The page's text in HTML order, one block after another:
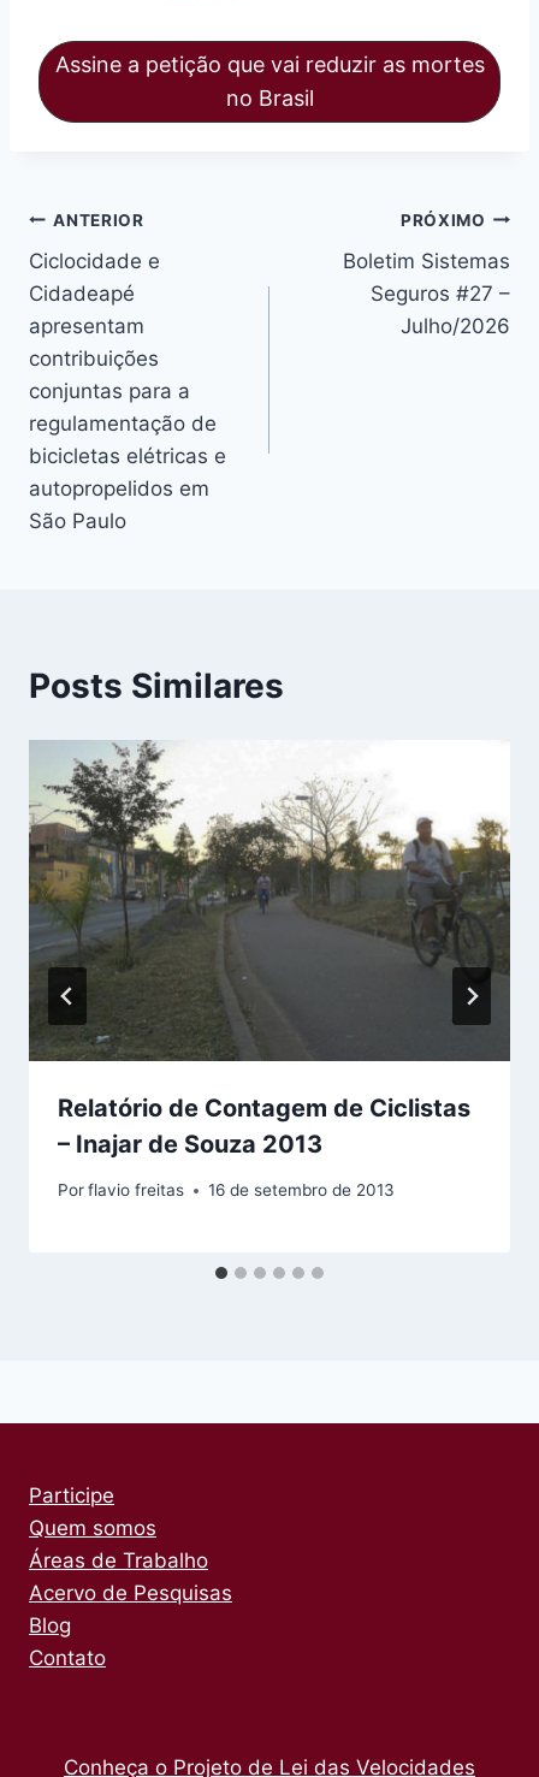
Assine a petição que vai reduzir as mortes
no Brasil
Navegação
de
Post
ANTERIOR
Ciclocidade e
Cidadeapé
apresentam
contribuições
conjuntas para a
regulamentação de
bicicletas elétricas e
autopropelidos em
São Paulo
PRÓXIMO
Boletim Sistemas
Seguros #27 –
Julho/2026
Posts Similares
Relatório de Contagem de Ciclistas
– Inajar de Souza 2013
Porflavio freitas 16 de setembro de 2013
Participe
Quem somos
Áreas de Trabalho
Acervo de Pesquisas
Blog
Contato
Conheça o Projeto de Lei das Velocidades